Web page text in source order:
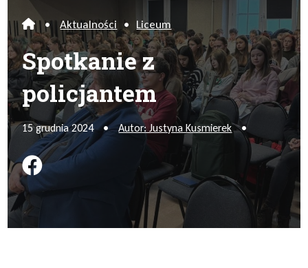
Home
• Aktualności • Liceum
Spotkanie z
policjantem
15 grudnia 2024 • Autor: Justyna Kusmierek •
Podziel się na FB